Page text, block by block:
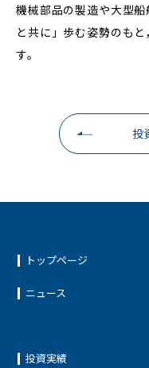
機械部品の製造や大型
と共に」歩む姿勢のも
す。
投
トップページ
ニュース
投資実績